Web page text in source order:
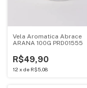
Vela Aromatica Abrace
ARANA 100G PRD01555
R$49,90
12 x de R$5,08